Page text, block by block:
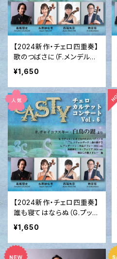
【2024新作・チェロ四重奏】
歌のつばさに（F.メンデルス
ゾーン）2024
¥1,650
【2024新作・チェロ四重奏】
誰も寝てはならぬ（G.プッチ
ーニ作曲）2024
¥1,650